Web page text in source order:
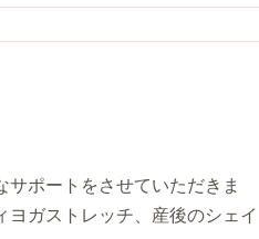
ポートをさせていただきま
ガストレッチ、産後のシェイ